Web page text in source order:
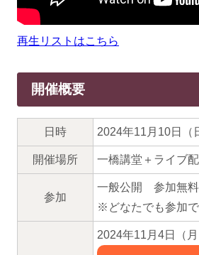
再生リストはこちら
開催概要
日時 2024年11月10日（
開催場所 一橋講堂＋ライブ
参加
一般公開 参加無料
※どなたでも参加
2024年11月4日（月